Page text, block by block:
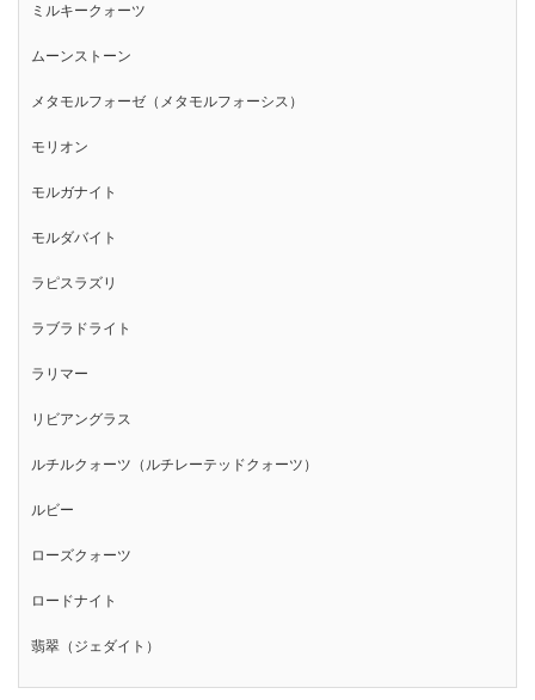
ミルキークォーツ
ムーンストーン
メタモルフォーゼ（メタモルフォーシス）
モリオン
モルガナイト
モルダバイト
ラピスラズリ
ラブラドライト
ラリマー
リビアングラス
ルチルクォーツ（ルチレーテッドクォーツ）
ルビー
ローズクォーツ
ロードナイト
翡翠（ジェダイト）